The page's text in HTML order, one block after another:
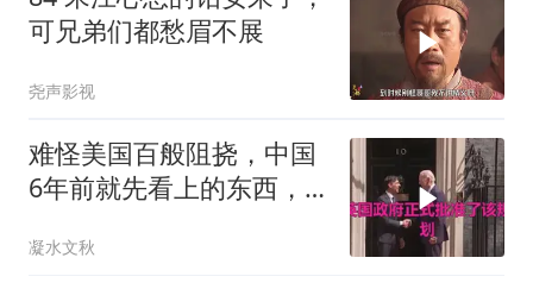
可兄弟们都愁眉不展
尧声影视
难怪美国百般阻挠，中国
6年前就先看上的东西，
凝水文秋